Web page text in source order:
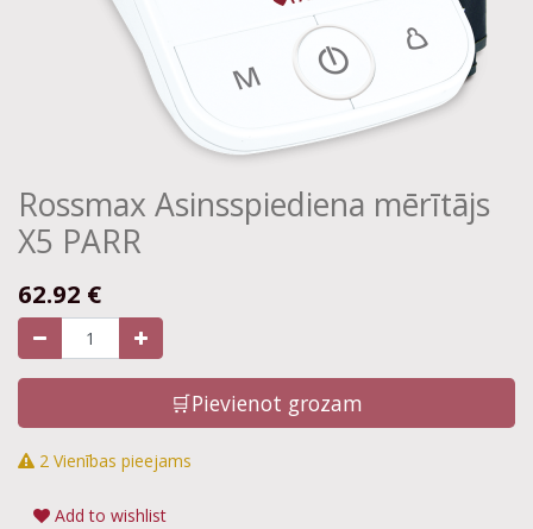
Rossmax Asinsspiediena mērītājs
X5 PARR
62.92 €
🛒Pievienot grozam
2 Vienības pieejams
Add to wishlist